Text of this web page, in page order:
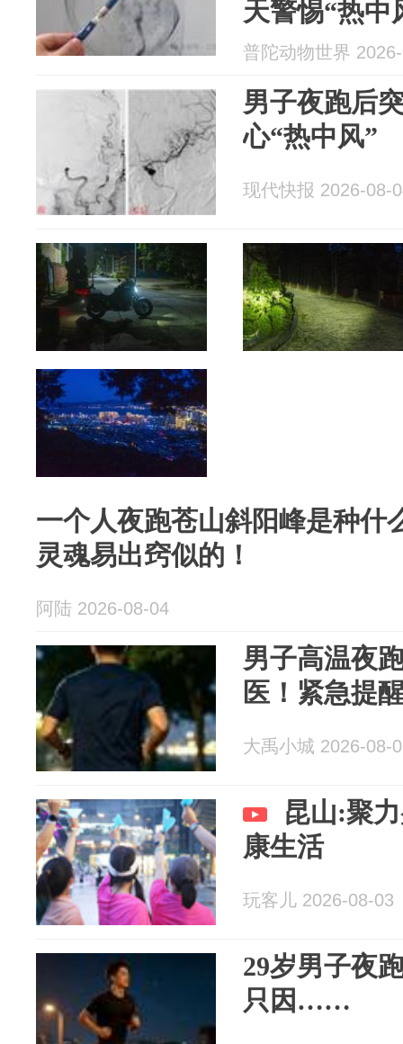
天警惕“热中
普陀动物世界
男子夜跑后
心“热中风”
现代快报 2026-08-
一个人夜跑苍山斜阳峰是种什
灵魂易出窍似的！
阿陆 2026-08-04
男子高温夜
医！紧急提
大禹小城 2026-08-
昆山:聚
康生活
玩客儿 2026-08-03
29岁男子夜
只因……